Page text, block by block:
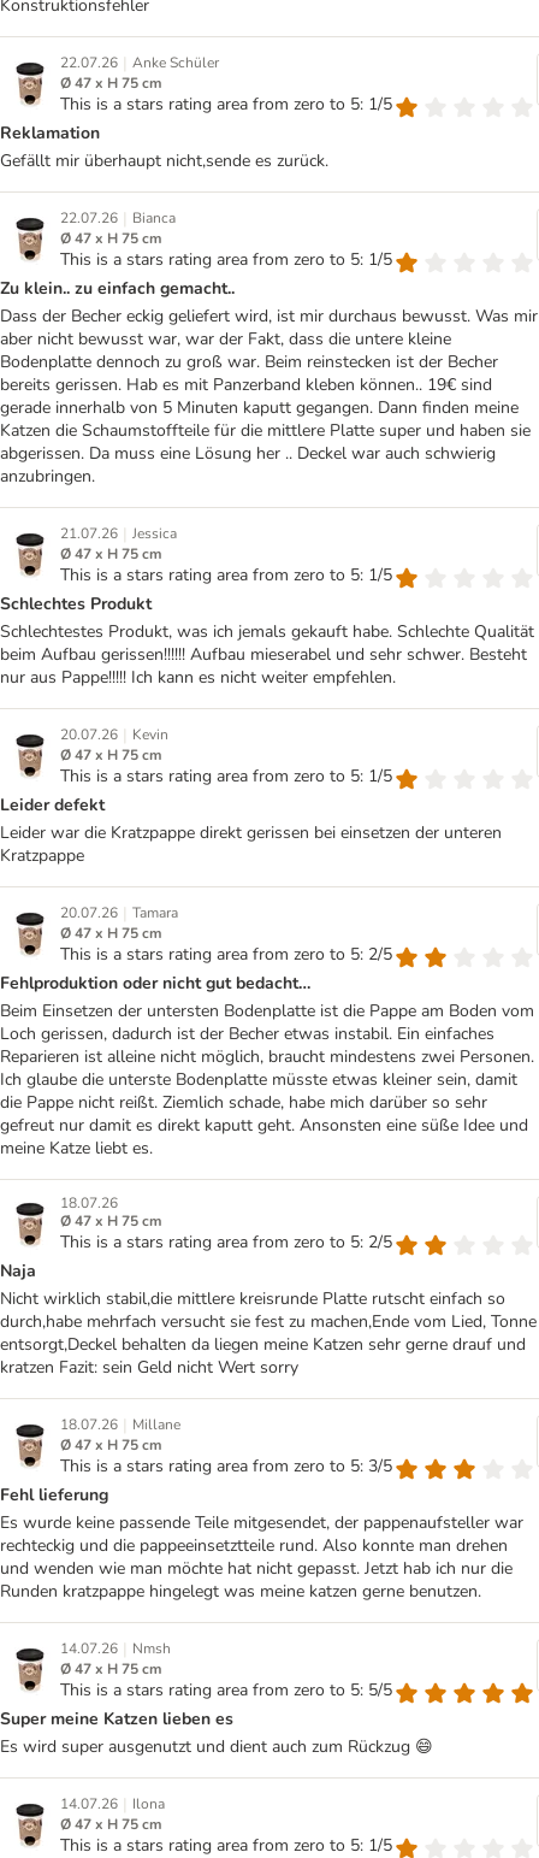
Konstruktionsfehler
22.07.26 | Anke Schüler
Ø 47 x H 75 cm
This is a stars rating area from zero to 5: 1/5
Reklamation
Gefällt mir überhaupt nicht,sende es zurück.
22.07.26 | Bianca
Ø 47 x H 75 cm
This is a stars rating area from zero to 5: 1/5
Zu klein.. zu einfach gemacht..
Dass der Becher eckig geliefert wird, ist mir durchaus bewusst. Was mir
aber nicht bewusst war, war der Fakt, dass die untere kleine
Bodenplatte dennoch zu groß war. Beim reinstecken ist der Becher
bereits gerissen. Hab es mit Panzerband kleben können.. 19€ sind
gerade innerhalb von 5 Minuten kaputt gegangen. Dann finden meine
Katzen die Schaumstoffteile für die mittlere Platte super und haben sie
abgerissen. Da muss eine Lösung her .. Deckel war auch schwierig
anzubringen.
21.07.26 | Jessica
Ø 47 x H 75 cm
This is a stars rating area from zero to 5: 1/5
Schlechtes Produkt
Schlechtestes Produkt, was ich jemals gekauft habe. Schlechte Qualität
beim Aufbau gerissen!!!!!! Aufbau mieserabel und sehr schwer. Besteht
nur aus Pappe!!!!! Ich kann es nicht weiter empfehlen.
20.07.26 | Kevin
Ø 47 x H 75 cm
This is a stars rating area from zero to 5: 1/5
Leider defekt
Leider war die Kratzpappe direkt gerissen bei einsetzen der unteren
Kratzpappe
20.07.26 | Tamara
Ø 47 x H 75 cm
This is a stars rating area from zero to 5: 2/5
Fehlproduktion oder nicht gut bedacht…
Beim Einsetzen der untersten Bodenplatte ist die Pappe am Boden vom
Loch gerissen, dadurch ist der Becher etwas instabil. Ein einfaches
Reparieren ist alleine nicht möglich, braucht mindestens zwei Personen.
Ich glaube die unterste Bodenplatte müsste etwas kleiner sein, damit
die Pappe nicht reißt. Ziemlich schade, habe mich darüber so sehr
gefreut nur damit es direkt kaputt geht. Ansonsten eine süße Idee und
meine Katze liebt es.
18.07.26
Ø 47 x H 75 cm
This is a stars rating area from zero to 5: 2/5
Naja
Nicht wirklich stabil,die mittlere kreisrunde Platte rutscht einfach so
durch,habe mehrfach versucht sie fest zu machen,Ende vom Lied, Tonne
entsorgt,Deckel behalten da liegen meine Katzen sehr gerne drauf und
kratzen Fazit: sein Geld nicht Wert sorry
18.07.26 | Millane
Ø 47 x H 75 cm
This is a stars rating area from zero to 5: 3/5
Fehl lieferung
Es wurde keine passende Teile mitgesendet, der pappenaufsteller war
rechteckig und die pappeeinsetztteile rund. Also konnte man drehen
und wenden wie man möchte hat nicht gepasst. Jetzt hab ich nur die
Runden kratzpappe hingelegt was meine katzen gerne benutzen.
14.07.26 | Nmsh
Ø 47 x H 75 cm
This is a stars rating area from zero to 5: 5/5
Super meine Katzen lieben es
Es wird super ausgenutzt und dient auch zum Rückzug 😄
14.07.26 | Ilona
Ø 47 x H 75 cm
This is a stars rating area from zero to 5: 1/5